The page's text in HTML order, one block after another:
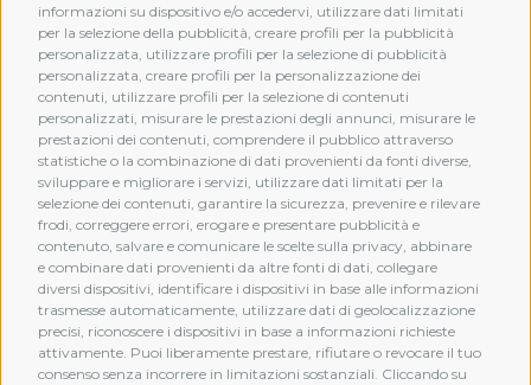
informazioni su dispositivo e/o accedervi, utilizzare dati limitati
per la selezione della pubblicità, creare profili per la pubblicità
personalizzata, utilizzare profili per la selezione di pubblicità
personalizzata, creare profili per la personalizzazione dei
contenuti, utilizzare profili per la selezione di contenuti
personalizzati, misurare le prestazioni degli annunci, misurare le
prestazioni dei contenuti, comprendere il pubblico attraverso
statistiche o la combinazione di dati provenienti da fonti diverse,
sviluppare e migliorare i servizi, utilizzare dati limitati per la
selezione dei contenuti, garantire la sicurezza, prevenire e rilevare
frodi, correggere errori, erogare e presentare pubblicità e
contenuto, salvare e comunicare le scelte sulla privacy, abbinare
e combinare dati provenienti da altre fonti di dati, collegare
diversi dispositivi, identificare i dispositivi in base alle informazioni
trasmesse automaticamente, utilizzare dati di geolocalizzazione
precisi, riconoscere i dispositivi in base a informazioni richieste
attivamente. Puoi liberamente prestare, rifiutare o revocare il tuo
consenso senza incorrere in limitazioni sostanziali. Cliccando su
MEMBERSHIP